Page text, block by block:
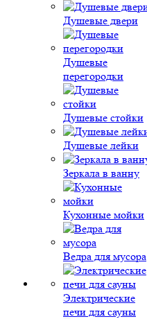
Душевые двери
Душевые
перегородки
Душевые стойки
Душевые лейки
Зеркала в ванну
Кухонные мойки
Ведра для мусора
Электрические
печи для сауны